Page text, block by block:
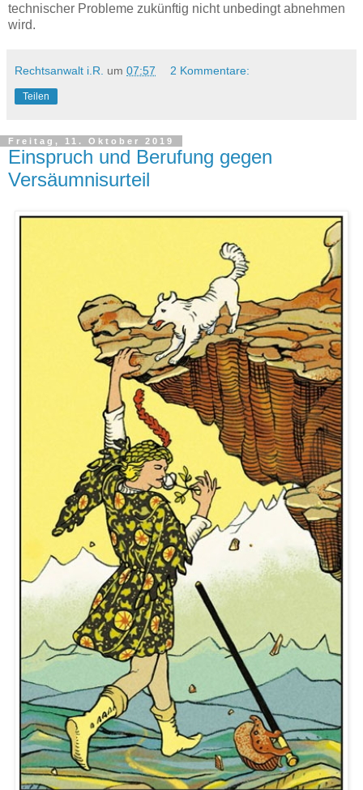
technischer Probleme zukünftig nicht unbedingt abnehmen
wird.
Rechtsanwalt i.R. um 07:57 2 Kommentare:
Teilen
Freitag, 11. Oktober 2019
Einspruch und Berufung gegen
Versäumnisurteil